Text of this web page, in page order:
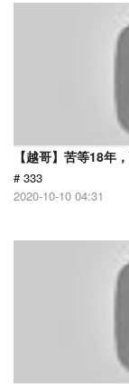
【越哥】苦等18年
# 333
2020-10-10 04:31